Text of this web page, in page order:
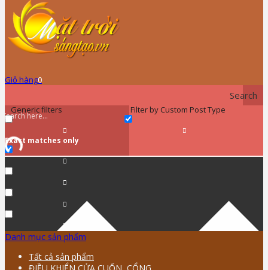
Giỏ hàng0
Search
Generic filters
Exact matches only
Filter by Custom Post Type
Danh mục sản phẩm
Tất cả sản phẩm